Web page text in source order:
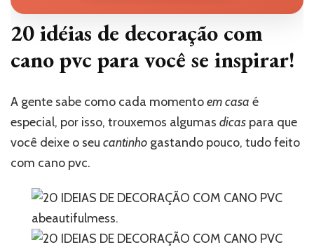
20 idéias de decoração com
cano pvc para você se inspirar!
A gente sabe como cada momentoem casa é
especial, por isso, trouxemos algumas dicas para que
você deixe o seu cantinho gastando pouco, tudo feito
com cano pvc.
abeautifulmess.